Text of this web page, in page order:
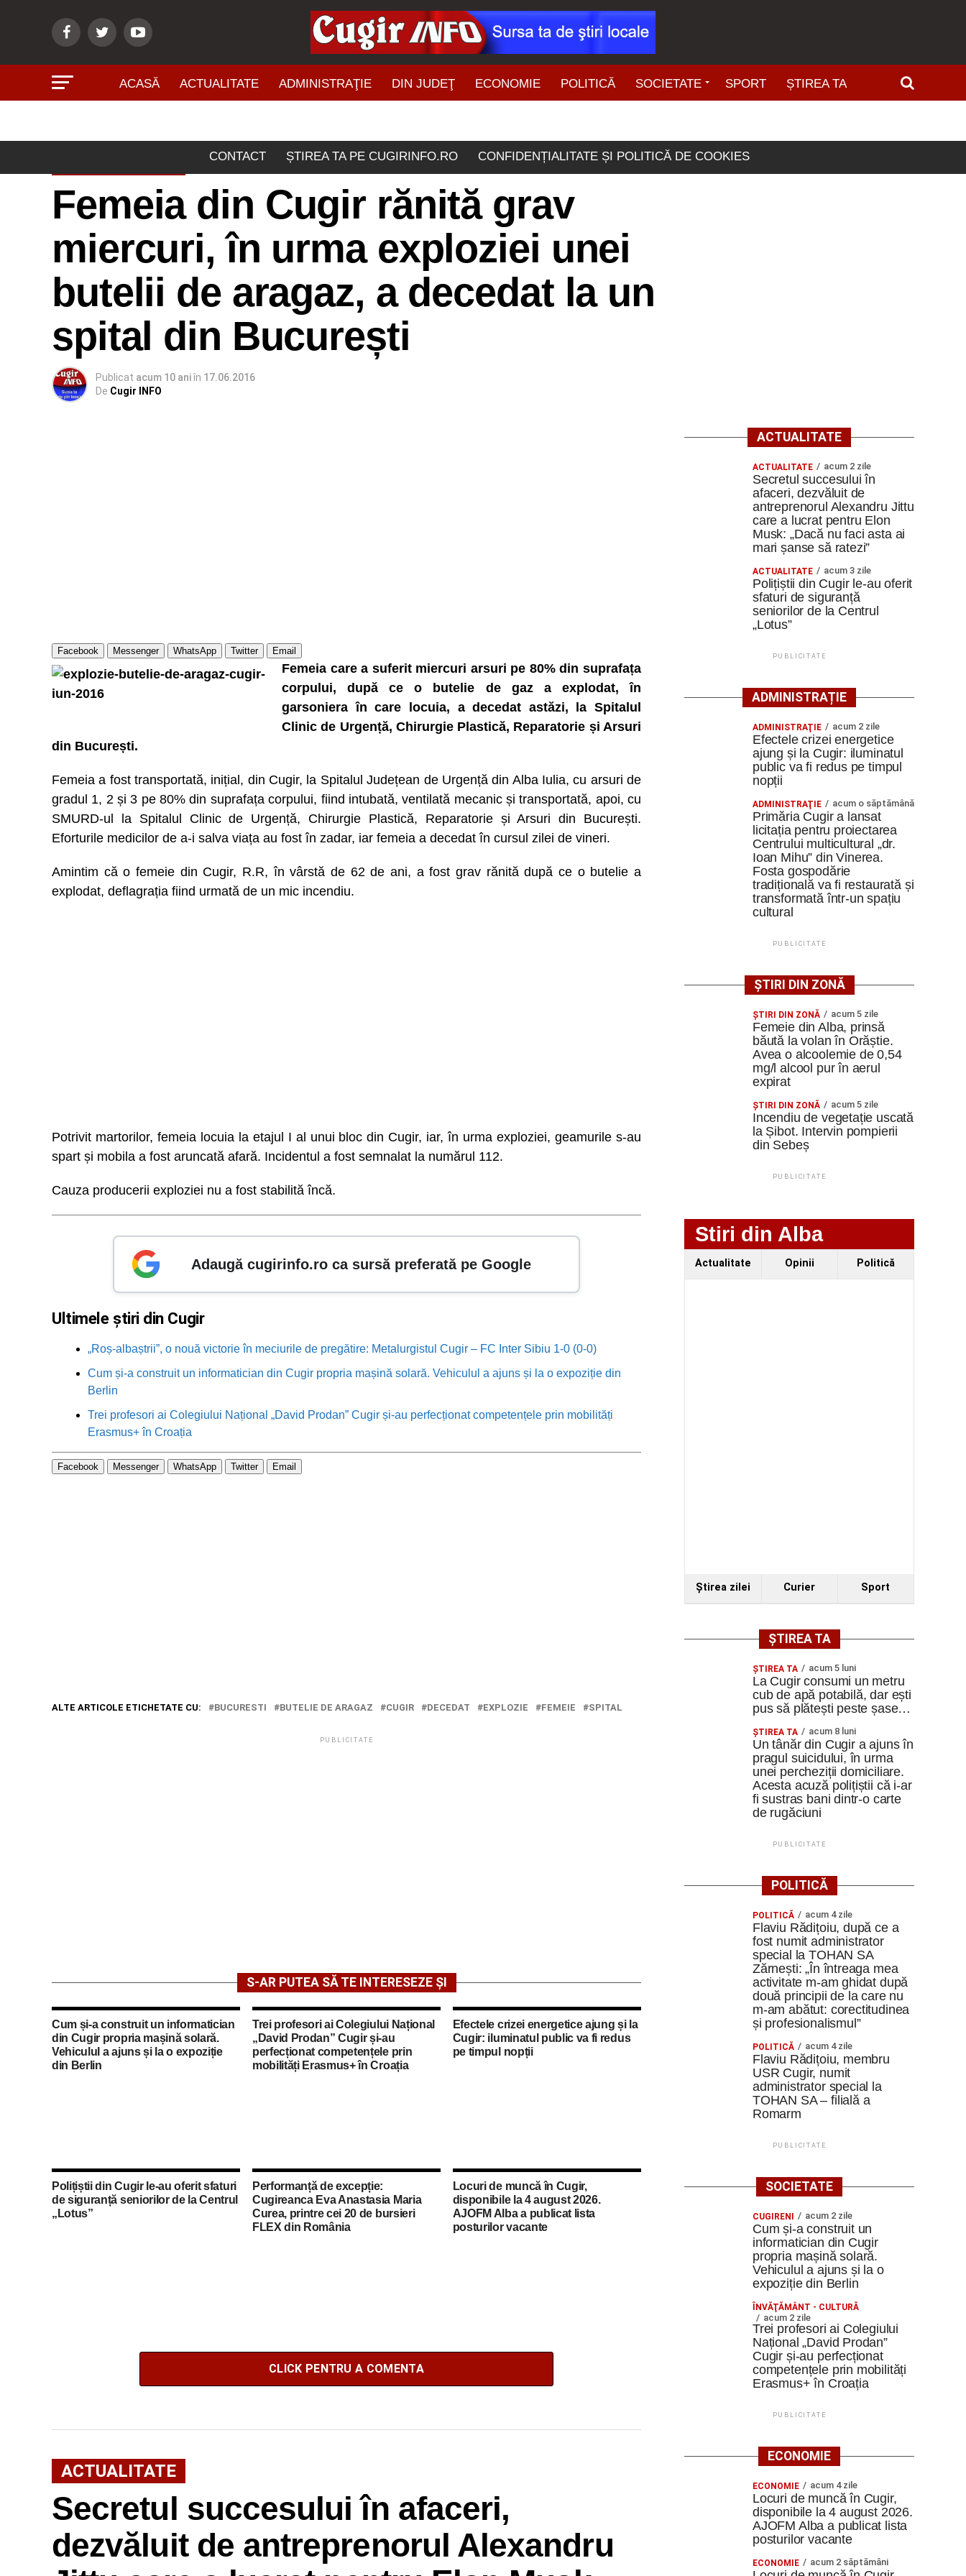
ACASĂ ACTUALITATE ADMINISTRAŢIE DIN JUDEŢ ECONOMIE POLITICĂ SOCIETATE SPORT ȘTIREA TA
CONTACT ȘTIREA TA PE CUGIRINFO.RO CONFIDENȚIALITATE ȘI POLITICĂ DE COOKIES
Femeia din Cugir rănită grav
miercuri, în urma exploziei unei
butelii de aragaz, a decedat la un
spital din București
Publicat acum 10 aniîn 17.06.2016
De Cugir INFO
Facebook Messenger WhatsApp Twitter Email
Femeia care a suferit miercuri arsuri pe 80% din suprafața
corpului, după ce o butelie de gaz a explodat, în
garsoniera în care locuia, a decedat astăzi, la Spitalul
Clinic de Urgență, Chirurgie Plastică, Reparatorie și Arsuri
din București.
Femeia a fost transportată, inițial, din Cugir, la Spitalul Județean de Urgență din Alba Iulia, cu arsuri de
gradul 1, 2 și 3 pe 80% din suprafața corpului, fiind intubată, ventilată mecanic și transportată, apoi, cu
SMURD-ul la Spitalul Clinic de Urgență, Chirurgie Plastică, Reparatorie și Arsuri din București.
Eforturile medicilor de a-i salva viața au fost în zadar, iar femeia a decedat în cursul zilei de vineri.
Amintim că o femeie din Cugir, R.R, în vârstă de 62 de ani, a fost grav rănită după ce o butelie a
explodat, deflagrația fiind urmată de un mic incendiu.
Potrivit martorilor, femeia locuia la etajul I al unui bloc din Cugir, iar, în urma exploziei, geamurile s-au
spart și mobila a fost aruncată afară. Incidentul a fost semnalat la numărul 112.
Cauza producerii exploziei nu a fost stabilită încă.
Adaugă cugirinfo.ro ca sursă preferată pe Google
Ultimele știri din Cugir
„Roș-albaștrii”, o nouă victorie în meciurile de pregătire: Metalurgistul Cugir – FC Inter Sibiu 1-0 (0-0)
Cum și-a construit un informatician din Cugir propria mașină solară. Vehiculul a ajuns și la o expoziție din
Berlin
Trei profesori ai Colegiului Național „David Prodan” Cugir și-au perfecționat competențele prin mobilități
Erasmus+ în Croația
Facebook Messenger WhatsApp Twitter Email
ALTE ARTICOLE ETICHETATE CU: BUCURESTI BUTELIE DE ARAGAZ CUGIR DECEDAT EXPLOZIE FEMEIE SPITAL
PUBLICITATE
S-AR PUTEA SĂ TE INTERESEZE ȘI
Cum și-a construit un informatician
din Cugir propria mașină solară.
Vehiculul a ajuns și la o expoziție
din Berlin
Trei profesori ai Colegiului Național
„David Prodan” Cugir și-au
perfecționat competențele prin
mobilități Erasmus+ în Croația
Efectele crizei energetice ajung și la
Cugir: iluminatul public va fi redus
pe timpul nopții
Polițiștii din Cugir le-au oferit sfaturi
de siguranță seniorilor de la Centrul
„Lotus”
Performanță de excepție:
Cugireanca Eva Anastasia Maria
Curea, printre cei 20 de bursieri
FLEX din România
Locuri de muncă în Cugir,
disponibile la 4 august 2026.
AJOFM Alba a publicat lista
posturilor vacante
CLICK PENTRU A COMENTA
ACTUALITATE
Secretul succesului în afaceri,
dezvăluit de antreprenorul Alexandru
ACTUALITATE
ACTUALITATE acum 2 zile
Secretul succesului în
afaceri, dezvăluit de
antreprenorul Alexandru Jittu
care a lucrat pentru Elon
Musk: „Dacă nu faci asta ai
mari șanse să ratezi”
ACTUALITATE acum 3 zile
Polițiștii din Cugir le-au oferit
sfaturi de siguranță
seniorilor de la Centrul
„Lotus”
PUBLICITATE
ADMINISTRAȚIE
ADMINISTRAŢIE acum 2 zile
Efectele crizei energetice
ajung și la Cugir: iluminatul
public va fi redus pe timpul
nopții
ADMINISTRAŢIE acum o săptămână
Primăria Cugir a lansat
licitația pentru proiectarea
Centrului multicultural „dr.
Ioan Mihu” din Vinerea.
Fosta gospodărie
tradițională va fi restaurată și
transformată într-un spațiu
cultural
PUBLICITATE
ȘTIRI DIN ZONĂ
ŞTIRI DIN ZONĂ acum 5 zile
Femeie din Alba, prinsă
băută la volan în Orăștie.
Avea o alcoolemie de 0,54
mg/l alcool pur în aerul
expirat
ŞTIRI DIN ZONĂ acum 5 zile
Incendiu de vegetație uscată
la Șibot. Intervin pompierii
din Sebeș
PUBLICITATE
Stiri din Alba
Actualitate Opinii Politică
Ştirea zilei Curier Sport
ȘTIREA TA
ȘTIREA TA acum 5 luni
La Cugir consumi un metru
cub de apă potabilă, dar ești
pus să plătești peste șase…
ȘTIREA TA acum 8 luni
Un tânăr din Cugir a ajuns în
pragul suicidului, în urma
unei percheziții domiciliare.
Acesta acuză polițiștii că i-ar
fi sustras bani dintr-o carte
de rugăciuni
PUBLICITATE
POLITICĂ
POLITICĂ acum 4 zile
Flaviu Rădițoiu, după ce a
fost numit administrator
special la TOHAN SA
Zărnești: „În întreaga mea
activitate m-am ghidat după
două principii de la care nu
m-am abătut: corectitudinea
și profesionalismul”
POLITICĂ acum 4 zile
Flaviu Rădițoiu, membru
USR Cugir, numit
administrator special la
TOHAN SA – filială a
Romarm
PUBLICITATE
SOCIETATE
CUGIRENI acum 2 zile
Cum și-a construit un
informatician din Cugir
propria mașină solară.
Vehiculul a ajuns și la o
expoziție din Berlin
ÎNVĂŢĂMÂNT - CULTURĂ
acum 2 zile
Trei profesori ai Colegiului
Național „David Prodan”
Cugir și-au perfecționat
competențele prin mobilități
Erasmus+ în Croația
PUBLICITATE
ECONOMIE
ECONOMIE acum 4 zile
Locuri de muncă în Cugir,
disponibile la 4 august 2026.
AJOFM Alba a publicat lista
posturilor vacante
ECONOMIE acum 2 săptămâni